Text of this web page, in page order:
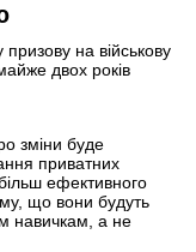
на військову
двох років
зміни буде
приватних
ефективного
що вони будуть
навичкам, а не